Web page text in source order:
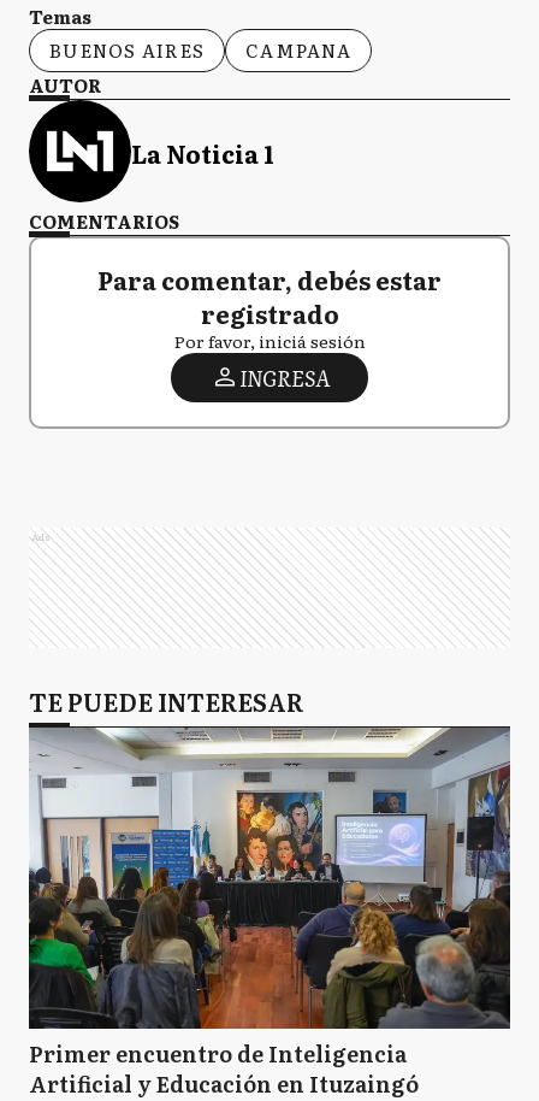
Temas
BUENOS AIRES
CAMPANA
AUTOR
La Noticia 1
COMENTARIOS
Para comentar, debés estar
registrado
Por favor, iniciá sesión
INGRESA
Ads
TE PUEDE INTERESAR
Primer encuentro de Inteligencia
Artificial y Educación en Ituzaingó